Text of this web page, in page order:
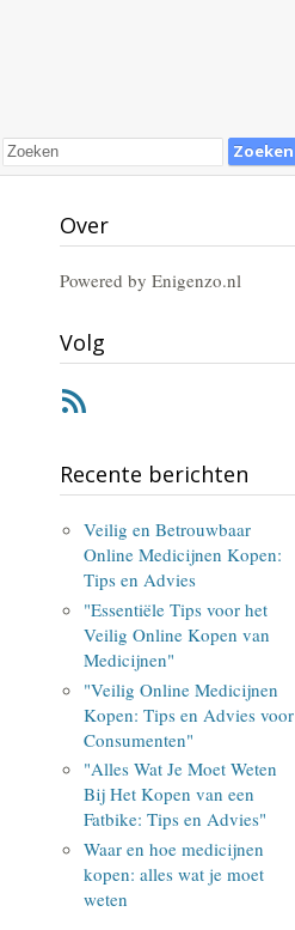
Over
Powered by Enigenzo.nl
Volg
Recente berichten
Veilig en Betrouwbaar
Online Medicijnen Kopen:
Tips en Advies
"Essentiële Tips voor het
Veilig Online Kopen van
Medicijnen"
"Veilig Online Medicijnen
Kopen: Tips en Advies voor
Consumenten"
"Alles Wat Je Moet Weten
Bij Het Kopen van een
Fatbike: Tips en Advies"
Waar en hoe medicijnen
kopen: alles wat je moet
weten